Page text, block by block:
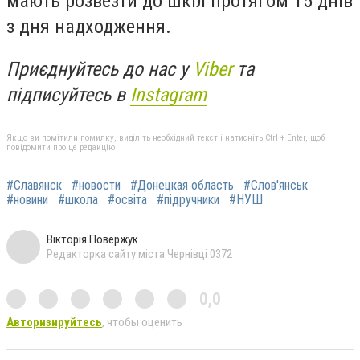
з дня надходження.
Приєднуйтесь до нас у Viberта
підписуйтесь в Instagram
Якщо ви помітили помилку, виділіть необхідний текст і натисніть Ctrl + Enter, щоб
повідомити про це редакцію
#Славянск #новости #Донецкая область
#Слов'янськ
#новини
#школа #освіта #підручники #НУШ
Вікторія Повержук
Редакторка сайту міста Чернівці 0372
0,0
Авторизируйтесь, чтобы оценить